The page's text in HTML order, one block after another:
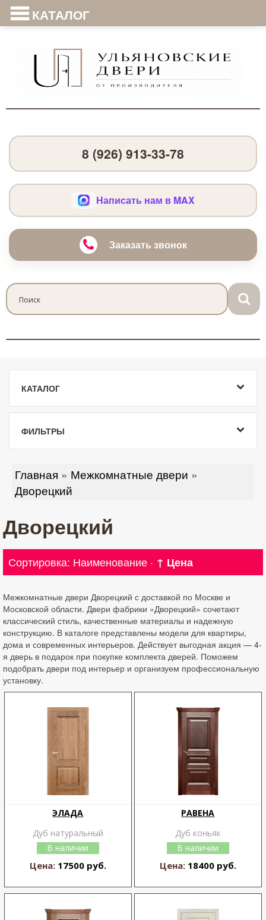
КАТАЛОГ
8 (926) 913-33-78
Написать нам в MAX
Заказать звонок
Главная » Межкомнатные двери »
Дворецкий
Дворецкий
Сортировка: Наименование· ↑ Цена
Межкомнатные двери Дворецкий с доставкой по Москве и
Московской области. Двери фабрики «Дворецкий» сочетают
классический стиль, качественные материалы и надежную
конструкцию. В каталоге представлены модели для квартиры,
дома и современных интерьеров. Действует выгодная акция — 4-
я дверь в подарок при покупке комплекта дверей. Поможем
подобрать двери под интерьер и организуем профессиональную
установку.
ЭЛАДА
Дуб натуральный
В наличии
Цена: 17500 руб.
РАВЕНА
Дуб коньяк
В наличии
Цена: 18400 руб.
КАТАЛОГ
ФИЛЬТРЫ